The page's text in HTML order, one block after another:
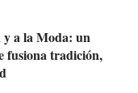
a la Moda: un
fusiona tradición,